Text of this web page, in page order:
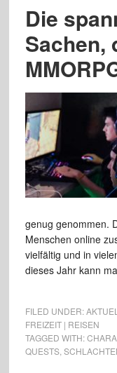
Die
Sachen,
genug genommen.
Menschen online
vielfältig und in
dieses Jahr kann
FILED UNDER:
FREIZEIT | REISEN
TAGGED WITH:
QUESTS,